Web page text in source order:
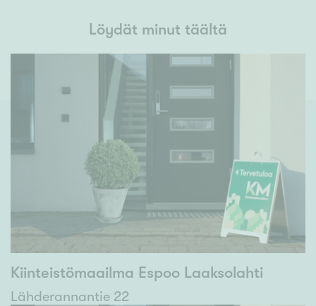
Löydät minut täältä
Kiinteistömaailma Espoo Laaksolahti
Lähderannantie 22